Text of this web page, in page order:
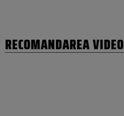
RECOMANDAREA VIDEO